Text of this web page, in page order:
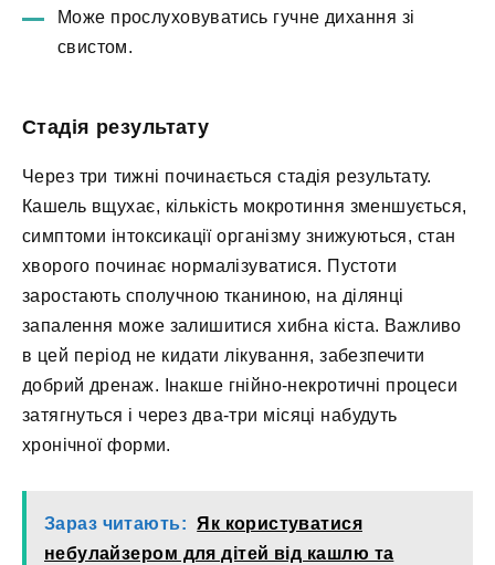
Може прослуховуватись гучне дихання зі
свистом.
Стадія результату
Через три тижні починається стадія результату.
Кашель вщухає, кількість мокротиння зменшується,
симптоми інтоксикації організму знижуються, стан
хворого починає нормалізуватися. Пустоти
заростають сполучною тканиною, на ділянці
запалення може залишитися хибна кіста. Важливо
в цей період не кидати лікування, забезпечити
добрий дренаж. Інакше гнійно-некротичні процеси
затягнуться і через два-три місяці набудуть
хронічної форми.
Зараз читають: Як користуватися
небулайзером для дітей від кашлю та